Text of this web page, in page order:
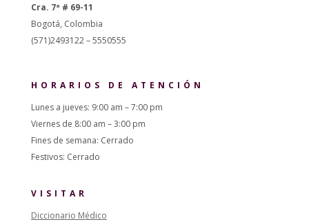
Cra. 7ª # 69-11
Bogotá, Colombia
(571)2493122 – 5550555
HORARIOS DE ATENCIÓN
Lunes a jueves: 9:00 am – 7:00 pm
Viernes de 8:00 am – 3:00 pm
Fines de semana: Cerrado
Festivos: Cerrado
VISITAR
Diccionario Médico